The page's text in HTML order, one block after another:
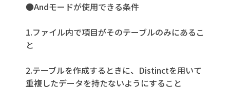
●Andモードが使用できる条件
1.ファイル内で項目がそのテーブルのみにあるこ
と
2.テーブルを作成するときに、Distinctを用いて
重複したデータを持たないようにすること